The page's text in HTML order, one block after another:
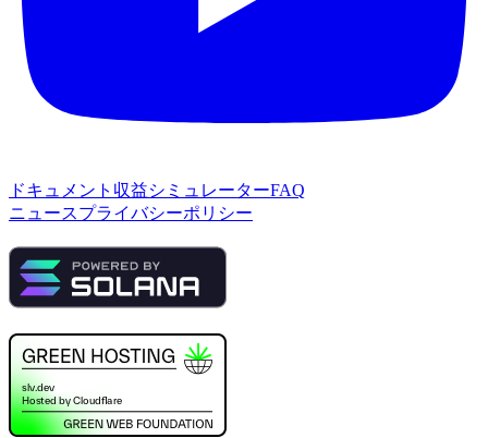
ドキュメント 収益シミュレーターFAQ
ニュースプライバシーポリシー